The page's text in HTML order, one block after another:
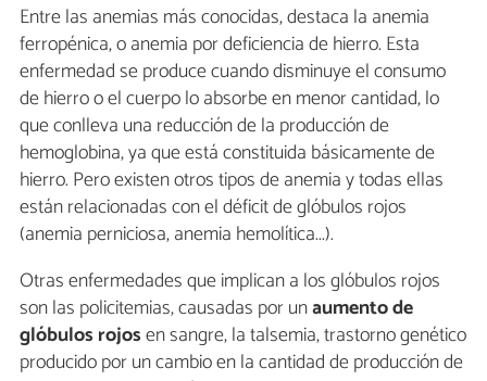
Entre las anemias más conocidas, destaca la anemia
ferropénica, o anemia por deficiencia de hierro. Esta
enfermedad se produce cuando disminuye el consumo
de hierro o el cuerpo lo absorbe en menor cantidad, lo
que conlleva una reducción de la producción de
hemoglobina, ya que está constituida básicamente de
hierro. Pero existen otros tipos de anemia y todas ellas
están relacionadas con el déficit de glóbulos rojos
(anemia perniciosa, anemia hemolítica...).
Otras enfermedades que implican a los glóbulos rojos
son las policitemias, causadas por unaumento de
glóbulos rojosen sangre, la talsemia, trastorno genético
producido por un cambio en la cantidad de producción de